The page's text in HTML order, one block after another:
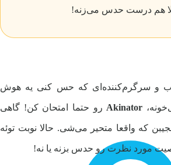
هم درست حدس می‌زنه!
و سرگرم‌کننده‌ای که حس کنی یه هوش
Akinator رو حتما امتحان کن! گاهی
که واقعا متحیر می‌شی. حالا نوبت توئه
مورد نظرت رو حدس بزنه یا نه!